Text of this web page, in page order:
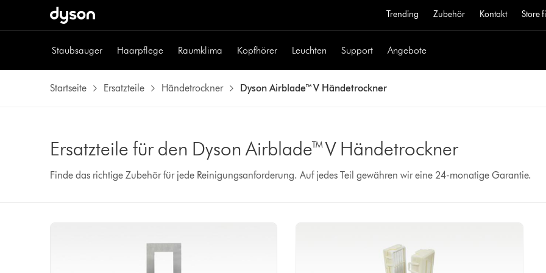
Trending Zubehör Kontakt Store
Staubsauger Haarpflege Raumklima Kopfhörer Leuchten Support Angebote
Startseite Ersatzteile Händetrockner Dyson Airblade™ V Händetrockner
Ersatzteile für den Dyson Airblade™ V Händetrockner
Finde das richtige Zubehör für jede Reinigungsanforderung. Auf jedes Teil gewähren wir eine 24-monatige Garantie.